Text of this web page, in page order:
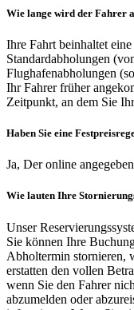
Wie lange wird der Fahrer
Ihre Fahrt beinhaltet
Standardabholungen
Flughafenabholungen
Ihr Fahrer früher
Zeitpunkt, an dem Sie
Haben Sie eine
Ja, Der online
Wie lauten Ihre
Unser
Sie können Ihre
Abholtermin stornieren,
erstatten den vollen
wenn Sie den Fahrer
abzumelden oder